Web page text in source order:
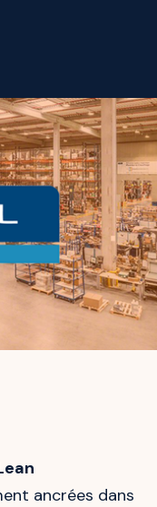
ancrées dans